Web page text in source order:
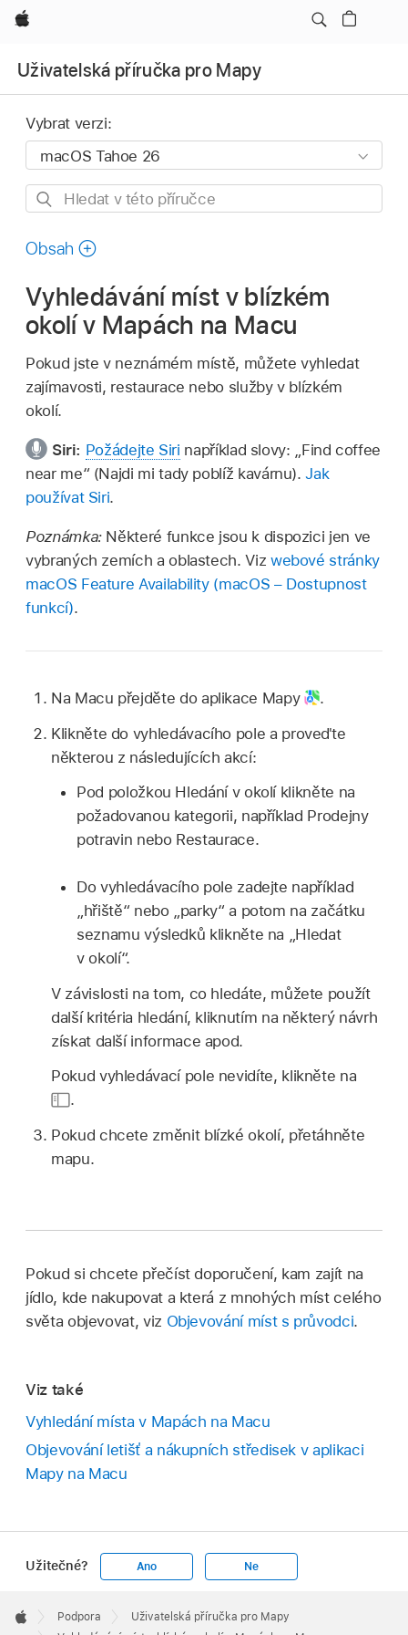
Apple
Uživatelská příručka pro Mapy
Vybrat verzi:
Hledat
příručce
Obsah
Vyhledávání míst v blízkém
okolí v Mapách na Macu
Pokud jste v neznámém místě, můžete vyhledat
zajímavosti, restaurace nebo služby v blízkém
okolí.
Siri: Požádejte Siri například slovy: „Find coffee
near me“ (Najdi mi tady poblíž kavárnu).Jak
používat Siri.
Poznámka: Některé funkce jsou k dispozici jen ve
vybraných zemích a oblastech. Viz webové stránky
macOS Feature Availability (macOS – Dostupnost
funkcí).
Na Macu přejděte do aplikace Mapy
.
Klikněte do vyhledávacího pole a proveďte
některou z následujících akcí:
Pod položkou Hledání v okolí klikněte na
požadovanou kategorii, například Prodejny
potravin nebo Restaurace.
Do vyhledávacího pole zadejte například
„hřiště“ nebo „parky“ a potom na začátku
seznamu výsledků klikněte na „Hledat
v okolí“.
V závislosti na tom, co hledáte, můžete použít
další kritéria hledání, kliknutím na některý návrh
získat další informace apod.
Pokud vyhledávací pole nevidíte, klikněte na
.
Pokud chcete změnit blízké okolí, přetáhněte
mapu.
Pokud si chcete přečíst doporučení, kam zajít na
jídlo, kde nakupovat a která z mnohých míst celého
světa objevovat, viz Objevování míst s průvodci.
Viz také
Vyhledání místa v Mapách na Macu
Objevování letišť a nákupních středisek v aplikaci
Mapy na Macu
Užitečné? Ano Ne
Footer

Apple
Podpora
Uživatelská příručka pro Mapy